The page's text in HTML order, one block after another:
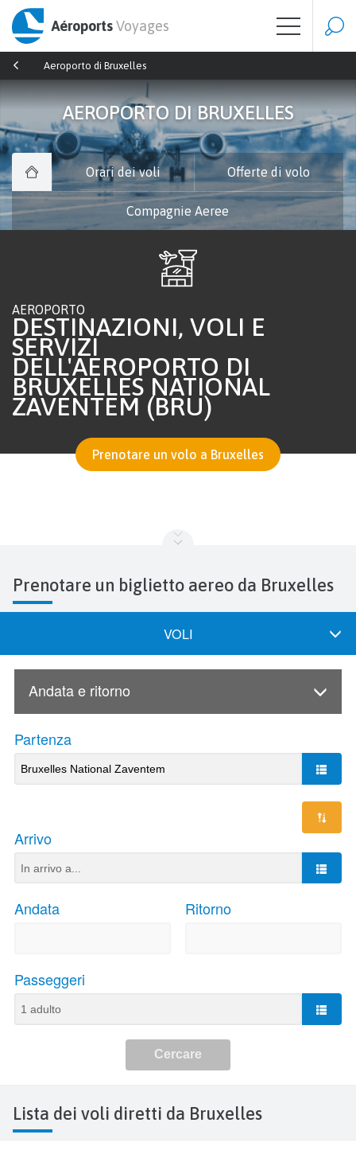
AéroportsVoyages
Aeroporto di Bruxelles
AEROPORTO DI BRUXELLES
Orari dei voli Offerte di volo
Compagnie Aeree
AEROPORTO
DESTINAZIONI, VOLI E
SERVIZI
DELL'AEROPORTO DI
BRUXELLES NATIONAL
ZAVENTEM (BRU)
Prenotare un volo a Bruxelles
Prenotare un biglietto aereo da Bruxelles
Lista dei voli diretti da Bruxelles